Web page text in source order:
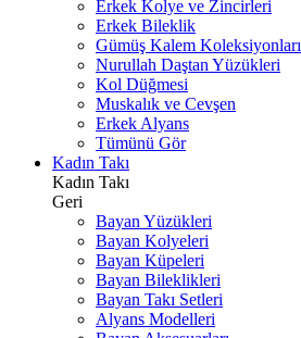
Erkek Kolye ve Zincirleri
Erkek Bileklik
Gümüş Kalem Koleksiyonları
Nurullah Daştan Yüzükleri
Kol Düğmesi
Muskalık ve Cevşen
Erkek Alyans
Tümünü Gör
Kadın Takı
Kadın Takı
Geri
Bayan Yüzükleri
Bayan Kolyeleri
Bayan Küpeleri
Bayan Bileklikleri
Bayan Takı Setleri
Alyans Modelleri